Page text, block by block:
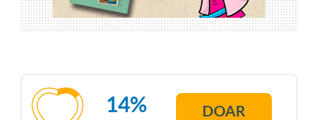
14% DOAR